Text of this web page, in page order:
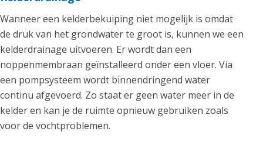
Wanneer een kelderbekuiping niet mogelijk is omdat
de druk van het grondwater te groot is, kunnen we een
kelderdrainage uitvoeren. Er wordt dan een
noppenmembraan geïnstalleerd onder een vloer. Via
een pompsysteem wordt binnendringend water
continu afgevoerd. Zo staat er geen water meer in de
kelder en kan je de ruimte opnieuw gebruiken zoals
voor de vochtproblemen.